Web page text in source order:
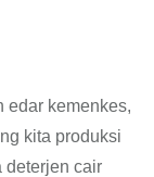
edar kemenkes,
kita produksi
deterjen cair